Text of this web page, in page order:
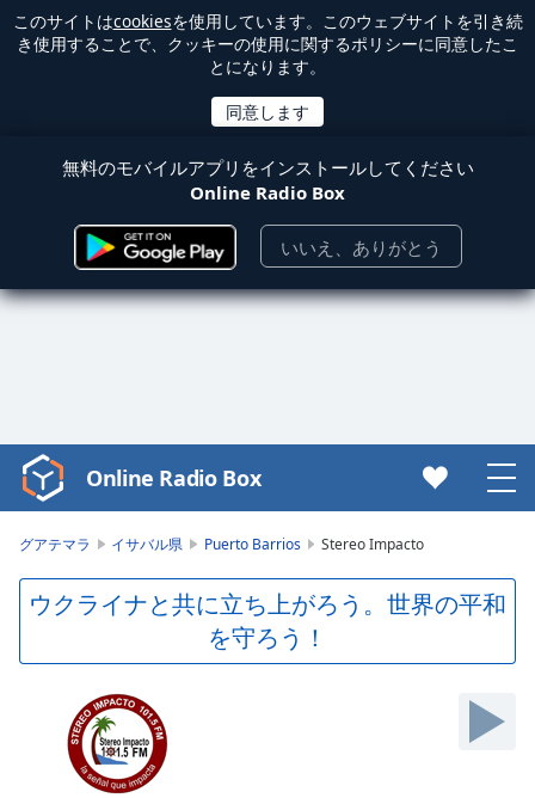
このサイトはcookiesを使用しています。このウェブサイトを引き続
き使用することで、クッキーの使用に関するポリシーに同意したこ
とになります。
無料のモバイルアプリをインストールしてください
Online Radio Box
いいえ、ありがとう
Video
Player
Play
Video
Skip
Online Radio Box
グアテマラ イサバル県 Puerto Barrios Stereo Impacto
ウクライナと共に立ち上がろう。世界の平和
を守ろう！